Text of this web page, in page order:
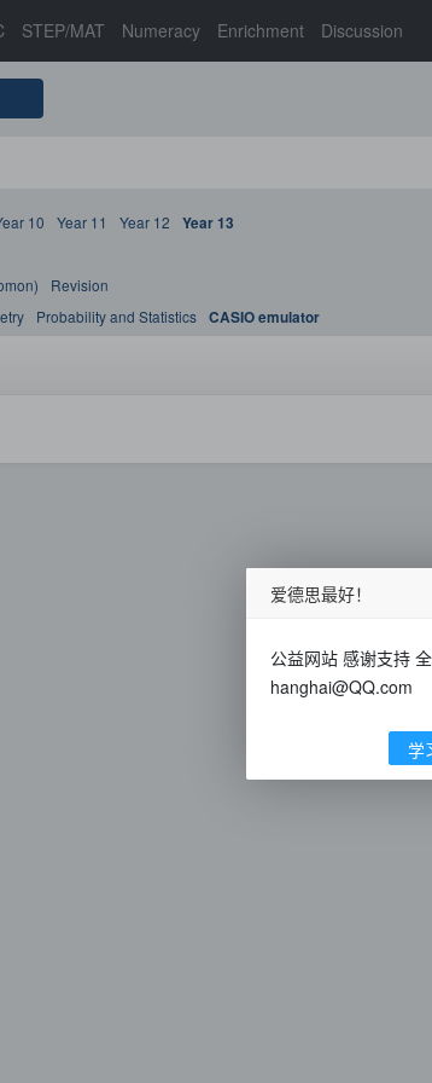
STEP/MAT Numeracy Enrichment Discussion
10 Year 11 Year 12
Year 13
Revision
Probability and Statistics CASIO emulator
爱德思最好！
公益网站 感谢支持
hanghai@QQ.com
学